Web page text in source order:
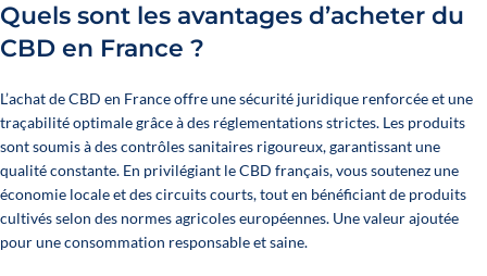
Quels sont les avantages d’acheter du
CBD en France ?
L’achat de CBD en France offre une sécurité juridique renforcée et une
traçabilité optimale grâce à des réglementations strictes. Les produits
sont soumis à des contrôles sanitaires rigoureux, garantissant une
qualité constante. En privilégiant le CBD français, vous soutenez une
économie locale et des circuits courts, tout en bénéficiant de produits
cultivés selon des normes agricoles européennes. Une valeur ajoutée
pour une consommation responsable et saine.